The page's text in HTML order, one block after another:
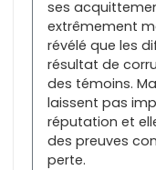
ses
extrêmement
révélé que les
résultat de
des témoins.
laissent pas
réputation et
des preuves
perte.